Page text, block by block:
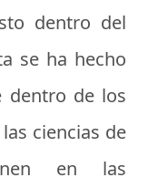
dentro del
se ha hecho
dentro de los
ciencias de
en las